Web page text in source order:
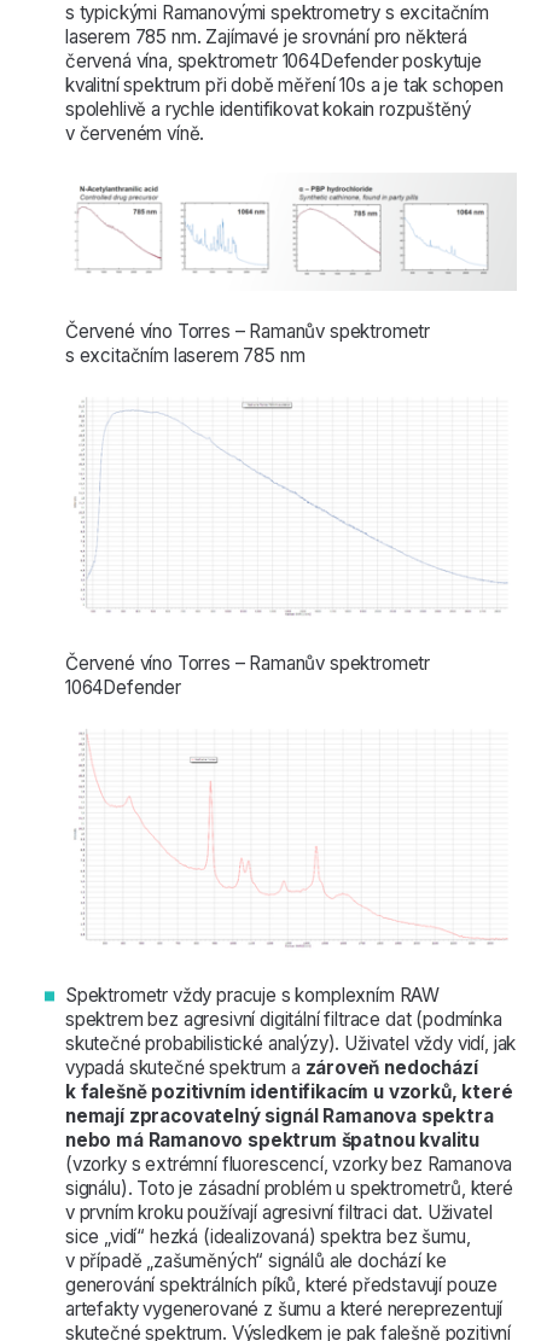
s typickými Ramanovými spektrometry s excitačním
laserem 785 nm. Zajímavé je srovnání pro některá
červená vína, spektrometr 1064Defender poskytuje
kvalitní spektrum při době měření 10s a je tak schopen
spolehlivě a rychle identifikovat kokain rozpuštěný
v červeném víně.
Červené víno Torres – Ramanův spektrometr
s excitačním laserem 785 nm
Červené víno Torres – Ramanův spektrometr
1064Defender
Spektrometr vždy pracuje s komplexním RAW
spektrem bez agresivní digitální filtrace dat (podmínka
skutečné probabilistické analýzy). Uživatel vždy vidí, jak
vypadá skutečné spektrum a zároveň nedochází
k falešně pozitivním identifikacím u vzorků, které
nemají zpracovatelný signál Ramanova spektra
nebo má Ramanovo spektrum špatnou kvalitu
(vzorky s extrémní fluorescencí, vzorky bez Ramanova
signálu). Toto je zásadní problém u spektrometrů, které
v prvním kroku používají agresivní filtraci dat. Uživatel
sice „vidí“ hezká (idealizovaná) spektra bez šumu,
v případě „zašuměných“ signálů ale dochází ke
generování spektrálních píků, které představují pouze
artefakty vygenerované z šumu a které nereprezentují
skutečné spektrum. Výsledkem je pak falešně pozitivní